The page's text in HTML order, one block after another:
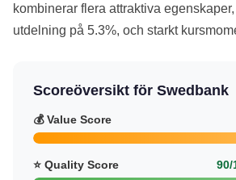
kombinerar flera attraktiva
utdelning på 5.3%, och starkt
Scoreöversikt för Swedbank
💰 Value Score
⭐ Quality Score 90/